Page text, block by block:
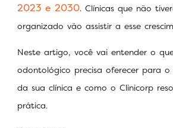
2023 e 2030. Clínicas que não
organizado vão assistir a esse
Neste artigo, você vai entender o
odontológico precisa oferecer para o
da sua clínica e como o Clinicorp
prática.